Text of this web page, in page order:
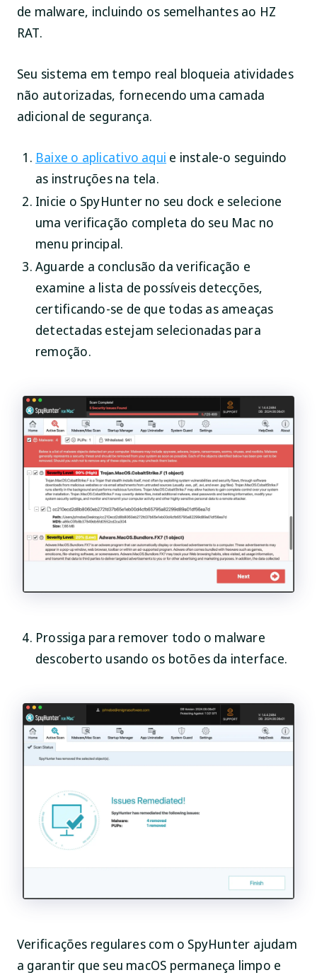
de malware, incluindo os semelhantes ao HZ
RAT.
Seu sistema em tempo real bloqueia atividades
não autorizadas, fornecendo uma camada
adicional de segurança.
Baixe o aplicativo aqui e instale-o seguindo
as instruções na tela.
Inicie o SpyHunter no seu dock e selecione
uma verificação completa do seu Mac no
menu principal.
Aguarde a conclusão da verificação e
examine a lista de possíveis detecções,
certificando-se de que todas as ameaças
detectadas estejam selecionadas para
remoção.
Prossiga para remover todo o malware
descoberto usando os botões da interface.
Verificações regulares com o SpyHunter ajudam
a garantir que seu macOS permaneça limpo e